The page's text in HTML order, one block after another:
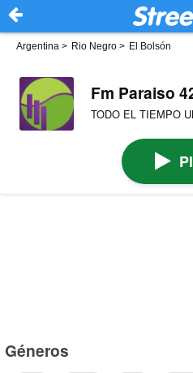
Argentina > Rio Negro > El Bolsón
Fm Paraiso
TODO EL TIEMPO
Géneros